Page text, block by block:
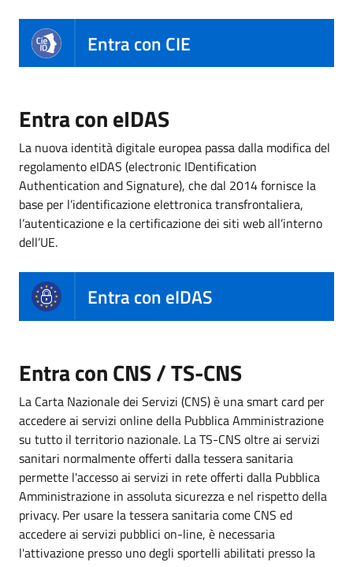
Entra con CIE
Entra con eIDAS
La nuova identità digitale europea passa dalla modifica del
regolamento eIDAS (electronic IDentification
Authentication and Signature), che dal 2014 fornisce la
base per l’identificazione elettronica transfrontaliera,
l’autenticazione e la certificazione dei siti web all’interno
dell’UE.
Entra con eIDAS
Entra con CNS / TS-CNS
La Carta Nazionale dei Servizi (CNS) è una smart card per
accedere ai servizi online della Pubblica Amministrazione
su tutto il territorio nazionale. La TS-CNS oltre ai servizi
sanitari normalmente offerti dalla tessera sanitaria
permette l'accesso ai servizi in rete offerti dalla Pubblica
Amministrazione in assoluta sicurezza e nel rispetto della
privacy. Per usare la tessera sanitaria come CNS ed
accedere ai servizi pubblici on-line, è necessaria
l'attivazione presso uno degli sportelli abilitati presso la